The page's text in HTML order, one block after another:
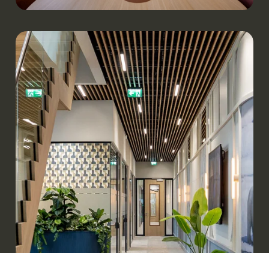
Werken.
VTS Transport & Logistics | Boxmeer